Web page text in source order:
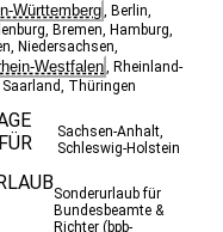
Württemberg, Berlin,
, Bremen, Hamburg,
, Niedersachsen,
Westfalen, Rheinland-
Saarland, Thüringen
Sachsen-Anhalt,
Schleswig-Holstein
Sonderurlaub für
Bundesbeamte &
Richter (bpb-